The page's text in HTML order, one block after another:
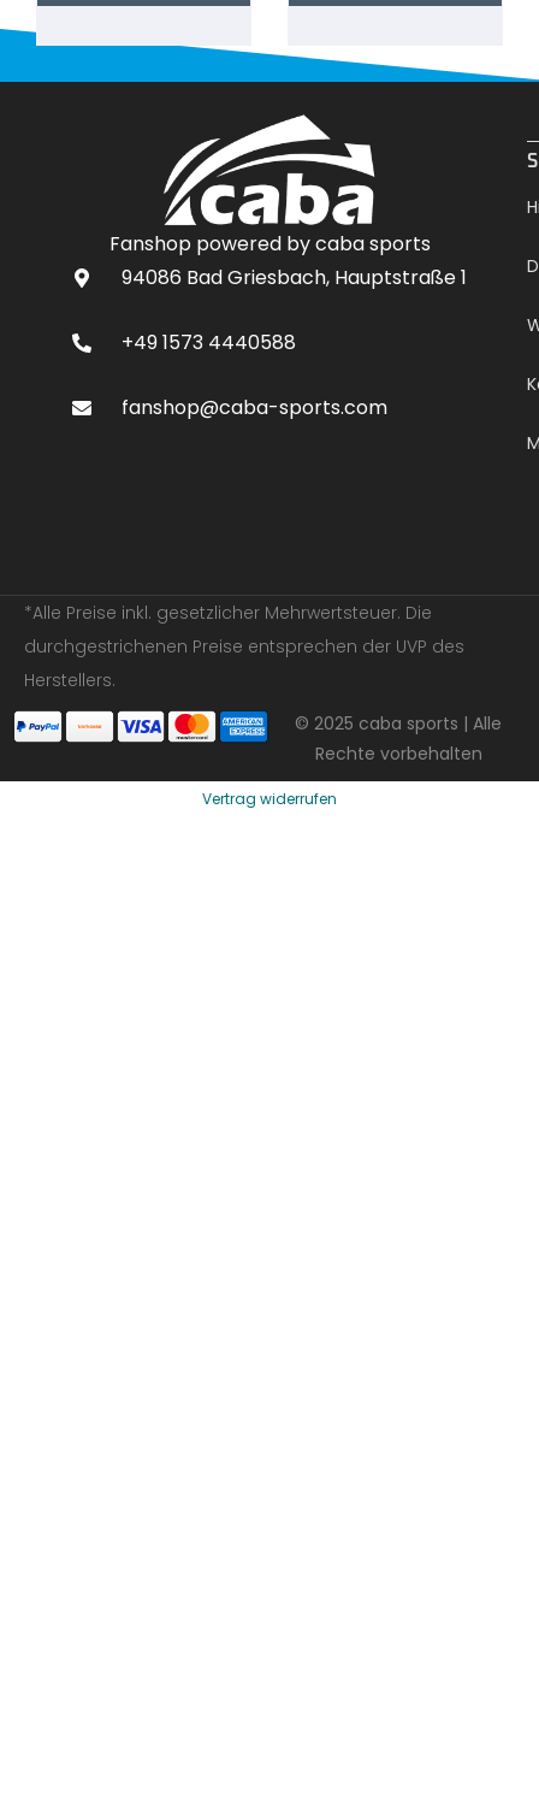
Fanshop powered by caba sports
94086 Bad Griesbach, Hauptstraße 1
+49 1573 4440588
fanshop@caba-sports.com
*Alle Preise inkl. gesetzlicher Mehrwertsteuer. Die
durchgestrichenen Preise entsprechen der UVP des
Herstellers.
© 2025 caba sports | Alle
Rechte vorbehalten
Vertrag widerrufen